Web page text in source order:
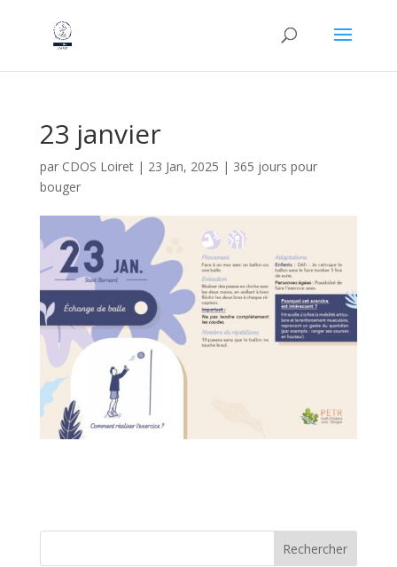
23 janvier
par CDOS Loiret| 23 Jan, 2025 | 365 jours pour
bouger
Rechercher